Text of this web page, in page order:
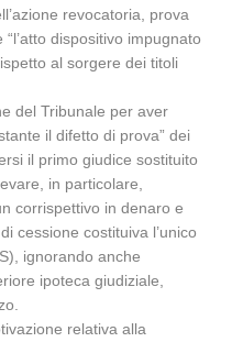
revocatoria, prova
dispositivo impugnato
al sorgere dei titoli
del Tribunale per aver
il difetto di prova” dei
il primo giudice sostituito
in particolare,
corrispettivo in denaro e
cessione costituiva l’unico
ignorando anche
ipoteca giudiziale,
relativa alla